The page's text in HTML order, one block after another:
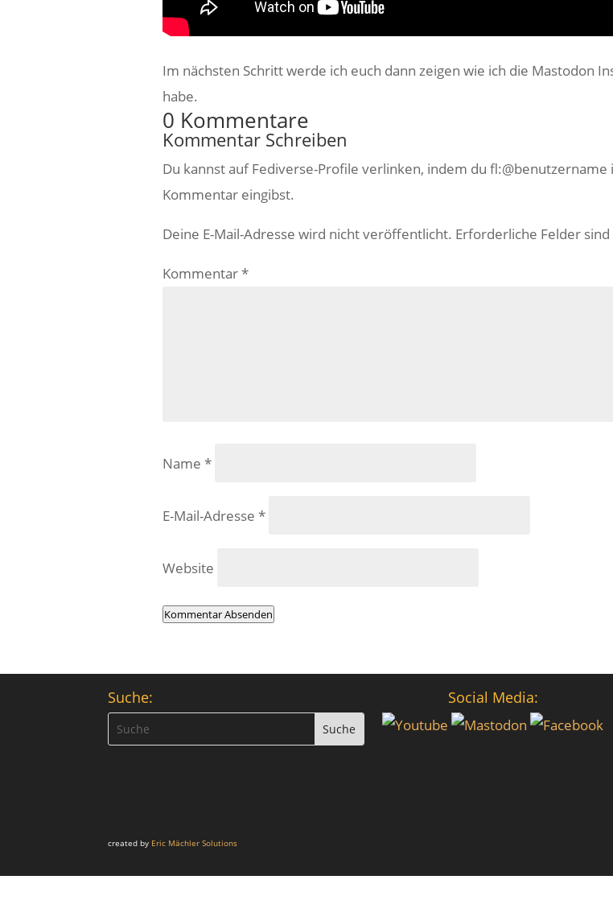
Im nächsten Schritt werde ich euch dann zeigen wie ich die Mastodon
habe.
0 Kommentare
Kommentar Schreiben
Du kannst auf Fediverse-Profile verlinken, indem du fl:@benutzername
Kommentar eingibst.
Deine E-Mail-Adresse wird nicht veröffentlicht. Erforderliche Felder
Kommentar*
Name *
E-Mail-Adresse *
Website
Kommentar Absenden
Suche: Social Media:
created by Eric Mächler Solutions